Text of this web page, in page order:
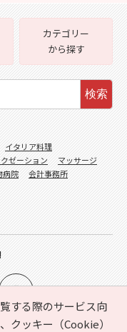
する際のサービス向
クッキー（Cookie）
カテゴリー
から探す
検索
イタリア料理
ゼーション
マッサージ
病院
会計事務所